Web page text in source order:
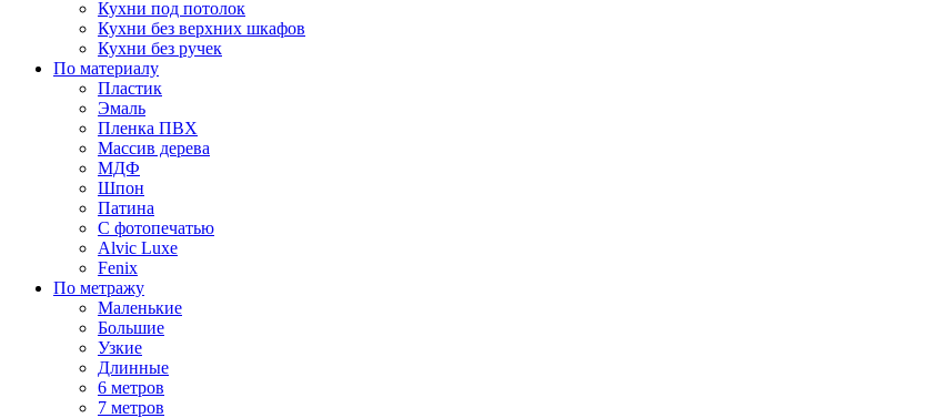
Кухни под потолок
Кухни без верхних шкафов
Кухни без ручек
По материалу
Пластик
Эмаль
Пленка ПВХ
Массив дерева
МДФ
Шпон
Патина
С фотопечатью
Alvic Luxe
Fenix
По метражу
Маленькие
Большие
Узкие
Длинные
6 метров
7 метров